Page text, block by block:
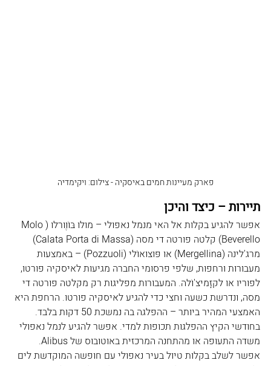
פארק מעיינות חמים באיסקיה - צילום: ויקימדיה
תיירות – כיצד והיכן
אפשר להגיע בקלות אל האי מנמל נאפולי – מולו בּוֹוֶורלו (Molo
Beverello) קלטה פורטה די מסה (Calata Porta di Massa)
מרג'לינה (Mergellina) או פּוצוּאוֹלי (Pozzuoli) – באמצעות
מעבורות ורחפות, שלפי פרסומי החברה מגיעות לאיסקיה פורטו,
לפוריו או לקזָמיצ'וֹלה. המעבורות מפליגות רק מקלטה פורטה די
מסה, ונדרשת כשעה וחצי כדי להגיע לאיסקיה פורטו. הרחפת היא
האמצעי המהיר ביותר – ההפלגה בה נמשכת 50 דקות בלבד.
בחודשי הקיץ ההפלגות תכופות למדי. אפשר להגיע לנמל נאפולי
משדה התעופה או מהתחנה המרכזית באוטובוס של Alibus.
אפשר לשלב בקלות טיול בעיר נאפולי עם חופשה המוקדשת לים